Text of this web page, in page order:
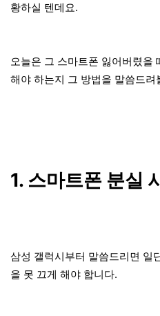
황하실 텐데요.
오늘은 그 스마트폰 잃어버렸을
해야 하는지 그 방법을 말씀드려
1. 스마트폰 분실
삼성 갤럭시부터 말씀드리면 일
을 못 끄게 해야 합니다.